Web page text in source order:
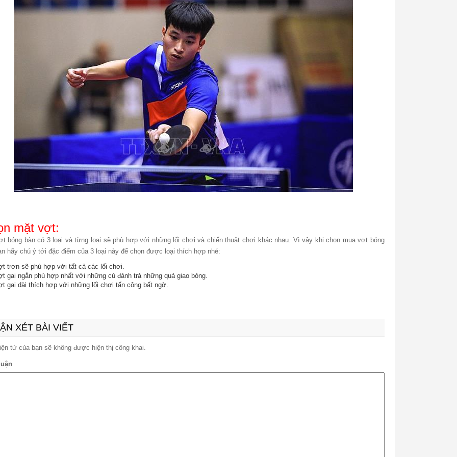
mặt vợt:
bóng bàn có 3 loại và từng loại sẽ phù hợp với những lối chơi và chiến thuật chơi khác nhau. Vì vậy khi chọn mua vợt bóng
hãy chú ý tới đặc điểm của 3 loại này để chọn được loại thích hợp nhé:
trơn sẽ phù hợp với tất cả các lối chơi.
gai ngắn phù hợp nhất với những cú đánh trả những quả giao bóng.
gai dài thích hợp với những lối chơi tấn công bất ngờ.
XÉT BÀI VIẾT
tử của bạn sẽ không được hiện thị công khai.